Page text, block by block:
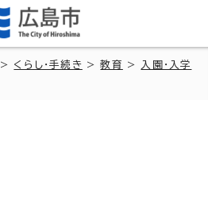
> くらし・手続き >教育 >
入園・入学